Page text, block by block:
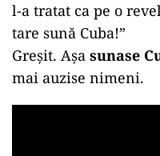
l-a tratat ca pe o
tare sună Cuba!”
Greșit. Așa sunase
mai auzise nimeni.